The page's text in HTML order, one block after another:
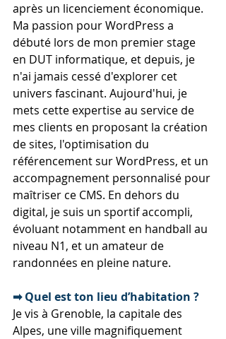
après un licenciement économique.
Ma passion pour WordPress a
débuté lors de mon premier stage
en DUT informatique, et depuis, je
n'ai jamais cessé d'explorer cet
univers fascinant. Aujourd'hui, je
mets cette expertise au service de
mes clients en proposant la création
de sites, l'optimisation du
référencement sur WordPress, et un
accompagnement personnalisé pour
maîtriser ce CMS. En dehors du
digital, je suis un sportif accompli,
évoluant notamment en handball au
niveau N1, et un amateur de
randonnées en pleine nature.
➡ Quel est ton lieu d’habitation ?
Je vis à Grenoble, la capitale des
Alpes, une ville magnifiquement